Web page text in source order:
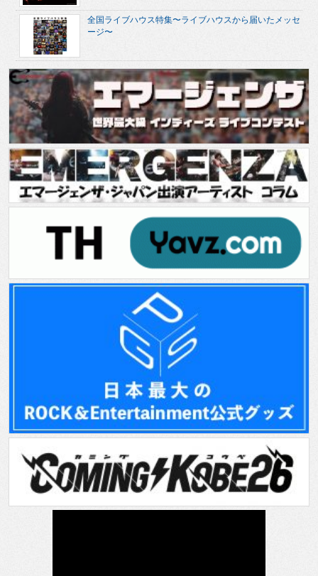
全国ライブハウス特集〜ライブハウスから届いたメッセ
ージ〜